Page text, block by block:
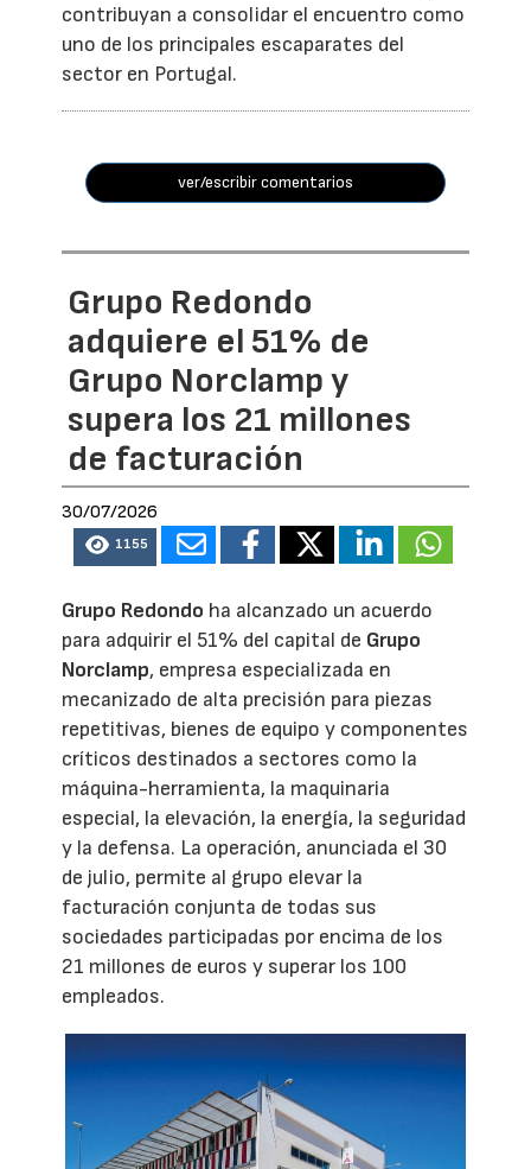
contribuyan a consolidar el encuentro como
uno de los principales escaparates del
sector en Portugal.
ver/escribir comentarios
Grupo Redondo
adquiere el 51% de
Grupo Norclamp y
supera los 21 millones
de facturación
30/07/2026
1155
Grupo Redondo ha alcanzado un acuerdo
para adquirir el 51% del capital de Grupo
Norclamp, empresa especializada en
mecanizado de alta precisión para piezas
repetitivas, bienes de equipo y componentes
críticos destinados a sectores como la
máquina-herramienta, la maquinaria
especial, la elevación, la energía, la seguridad
y la defensa. La operación, anunciada el 30
de julio, permite al grupo elevar la
facturación conjunta de todas sus
sociedades participadas por encima de los
21 millones de euros y superar los 100
empleados.